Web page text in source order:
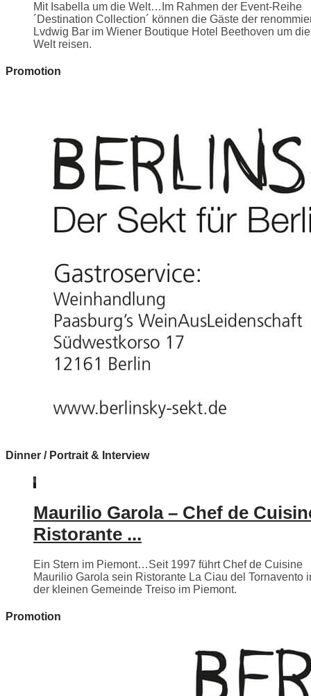
Mit Isabella um die Welt…Im Rahmen der Event-Reihe
´Destination Collection´ können die Gäste der
Lvdwig Bar im Wiener Boutique Hotel Beethoven um die
Welt reisen.
Promotion
Dinner / Portrait & Interview
Maurilio Garola – Chef de
Ristorante ...
Ein Stern im Piemont…Seit 1997 führt Chef de Cuisine
Maurilio Garola sein Ristorante La Ciau del Tornavento
der kleinen Gemeinde Treiso im Piemont.
Promotion